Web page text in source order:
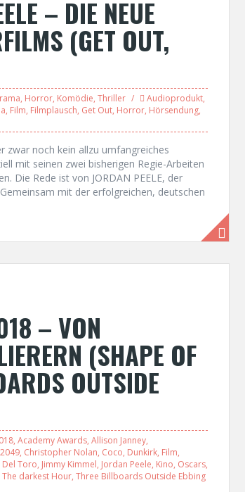
– DIE NEUE
(GET OUT,
, Horror, Komödie, Thriller Audioprodukt,
, Film, Filmplausch, Get Out, Horror, Hörsendung,
zwar noch kein allzu umfangreiches
mit seinen zwei bisherigen Regie-Arbeiten
Die Rede ist von JORDAN PEELE, der
mit der erfolgreichen, deutschen
– VON
(SHAPE OF
OUTSIDE
, Academy Awards, Allison Janney,
, Christopher Nolan, Coco, Dunkirk, Film,
Toro, Jimmy Kimmel, Jordan Peele, Kino, Oscars,
The darkest Hour, Three Billboards Outside Ebbing